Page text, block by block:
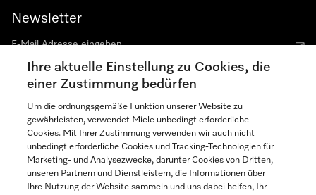
Newsletter
Sprache
DEUTSCH
Ihre aktuelle Einstellung zu Cookies, die
einer Zustimmung bedürfen
Um die ordnungsgemäße Funktion unserer Website zu
gewährleisten, verwendet Miele unbedingt erforderliche
Cookies. Mit Ihrer Zustimmung verwenden wir auch nicht
unbedingt erforderliche Cookies und Tracking-Technologien für
Marketing- und Analysezwecke, darunter Cookies von Dritten,
unseren Partnern und Dienstleistern, die Informationen über
Ihre Nutzung der Website sammeln und uns dabei helfen, Ihr